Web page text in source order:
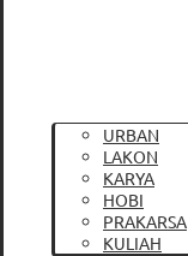
URBAN
LAKON
KARYA
HOBI
PRAKARSA
KULIAH